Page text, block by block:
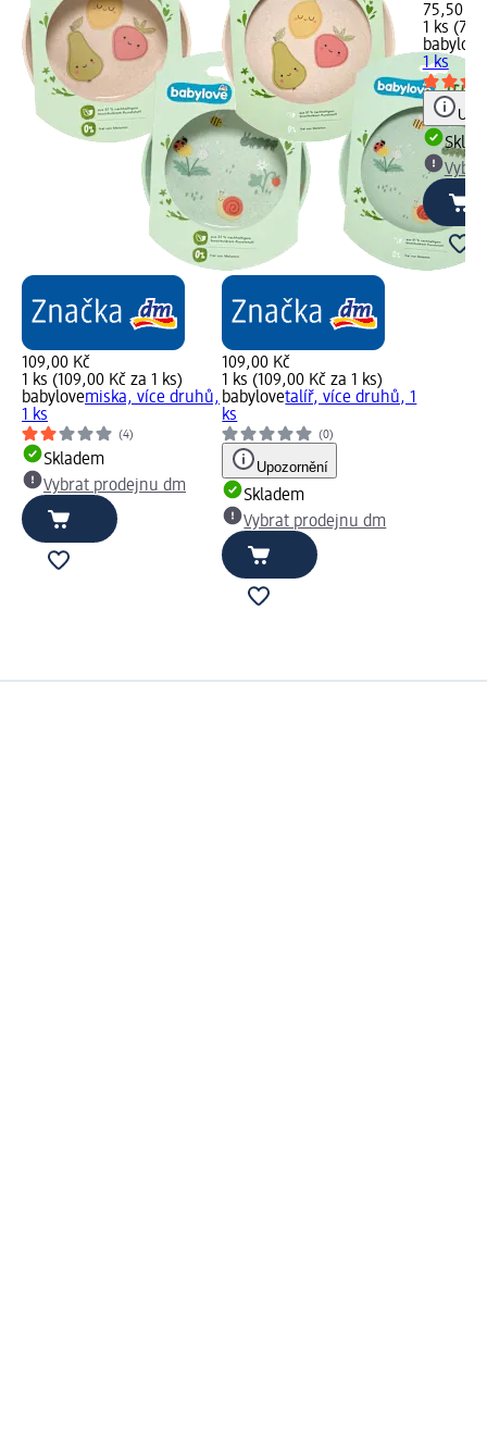
109,00 Kč
1 ks (109,00 Kč za 1 ks)
babylovemiska, více druhů,
1 ks
(4)
Skladem
Vybrat prodejnu dm
109,00 Kč
1 ks (109,00 Kč za 1 ks)
babylovetalíř, více druhů, 1
ks
(0)
Upozornění
Skladem
Vybrat prodejnu dm
75,50 Kč
1 ks
babylove
1 ks